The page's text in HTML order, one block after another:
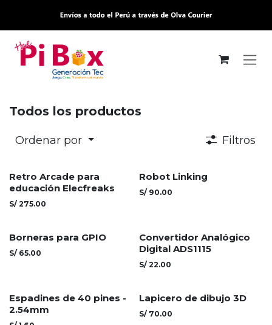
Todos los productos
Ordenar por Filtros
Retro Arcade para
educación Elecfreaks
S/ 275.00
Robot Linking
S/ 90.00
Borneras para GPIO
S/ 65.00
Convertidor Analógico
Digital ADS1115
S/ 22.00
Espadines de 40 pines -
2.54mm
Lapicero de dibujo 3D
S/ 70.00